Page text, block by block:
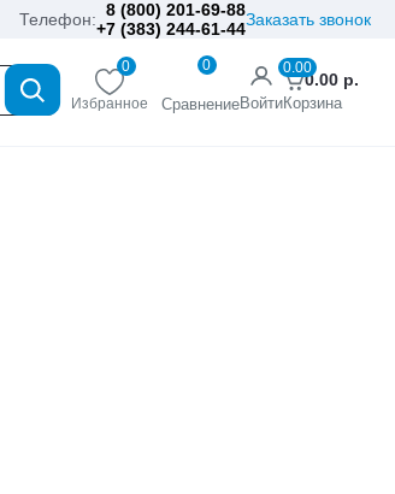
Телефон: 8 (800) 201-69-88
+7 (383) 244-61-44Заказать звонок
0
Избранное Сравнение
0
Войти
0.00
0.00 р.
Корзина